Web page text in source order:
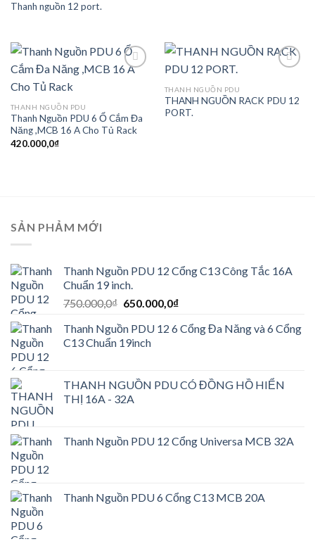
Thanh nguồn 12 port.
wishlist
THANH NGUỒN PDU
Thanh Nguồn PDU 6 Ổ Cắm Đa
Năng ,MCB 16 A Cho Tủ Rack
420.000,0₫
Add to
THANH NGUỒN PDU
THANH NGUỒN RACK PDU 12
PORT.
SẢN PHẢM MỚI
Thanh Nguồn PDU 12 Cổng C13 Công Tắc 16A
Chuẩn 19 inch.
750.000,0₫ Giá
là:
750.000,0₫.
650.000,0₫Giá
tại
Thanh Nguồn PDU 12 6 Cổng Đa Năng và 6 Cổng
C13 Chuẩn 19inch
THANH NGUỒN PDU CÓ ĐỒNG HỒ HIỂN
THỊ 16A - 32A
Thanh Nguồn PDU 12 Cổng Universa MCB 32A
Thanh Nguồn PDU 6 Cổng C13 MCB 20A